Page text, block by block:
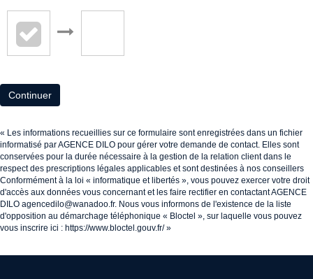
Continuer
« Les informations recueillies sur ce formulaire sont enregistrées dans un fichier
informatisé par AGENCE DILO pour gérer votre demande de contact. Elles sont
conservées pour la durée nécessaire à la gestion de la relation client dans le
respect des prescriptions légales applicables et sont destinées à nos conseillers
Conformément à la loi « informatique et libertés », vous pouvez exercer votre droit
d'accès aux données vous concernant et les faire rectifier en contactant AGENCE
DILO agencedilo@wanadoo.fr. Nous vous informons de l'existence de la liste
d'opposition au démarchage téléphonique « Bloctel », sur laquelle vous pouvez
vous inscrire ici : https://www.bloctel.gouv.fr/»